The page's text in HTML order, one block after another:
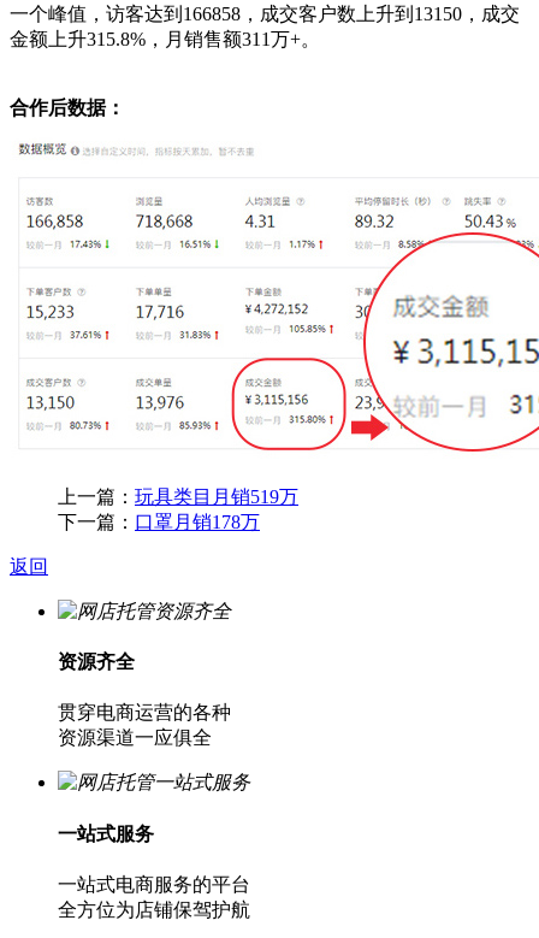
一个峰值，访客达到166858，成交客户数上升到13150，成交
金额上升315.8%，月销售额311万+。
合作后数据：
上一篇： 玩具类目月销519万
下一篇： 口罩月销178万
返回
资源齐全
贯穿电商运营的各种
资源渠道一应俱全
一站式服务
一站式电商服务的平台
全方位为店铺保驾护航